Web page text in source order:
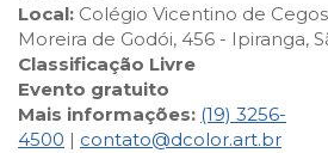
Local: Colégio Vicentino de
Moreira de Godói, 456 - Ipiranga,
Classificação Livre
Evento gratuito
Mais informações: (19) 3256-
4500 | contato@dcolor.art.br